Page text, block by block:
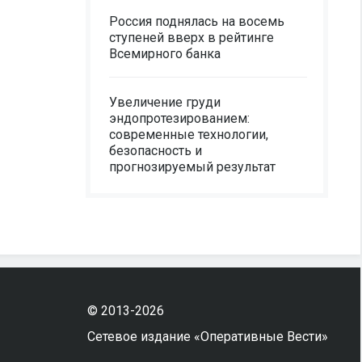
Россия поднялась на восемь
ступеней вверх в рейтинге
Всемирного банка
Увеличение груди
эндопротезированием:
современные технологии,
безопасность и
прогнозируемый результат
© 2013-2026
Сетевое издание «Оперативные Вести»